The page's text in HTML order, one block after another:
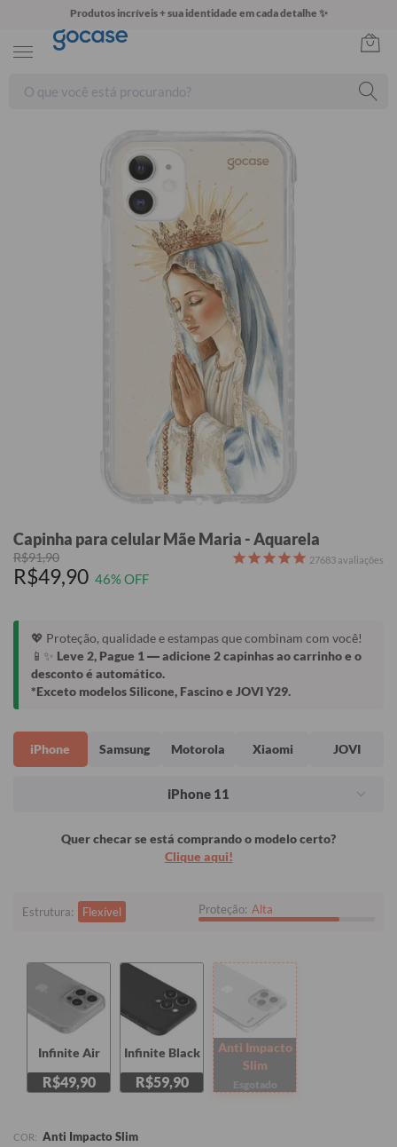
Produtos incríveis + sua identidade em cada detalhe ✨
Capinha para celular Mãe Maria - Aquarela
R$91,90
R$49,90 46% OFF
27683 avaliações
💖 Proteção, qualidade e estampas que combinam com você!
📱✨ Leve 2, Pague 1— adicione 2 capinhas ao carrinho e o
desconto é automático.
*Exceto modelos Silicone, Fascino e JOVI Y29.
iPhone Samsung Motorola Xiaomi JOVI
iPhone 11
Quer checar se está comprando o modelo certo?
Clique aqui!
Estrutura: Flexível Proteção: Alta
Infinite Air
R$49,90
Infinite Black
R$59,90
Anti Impacto
Slim
COR: Anti Impacto Slim